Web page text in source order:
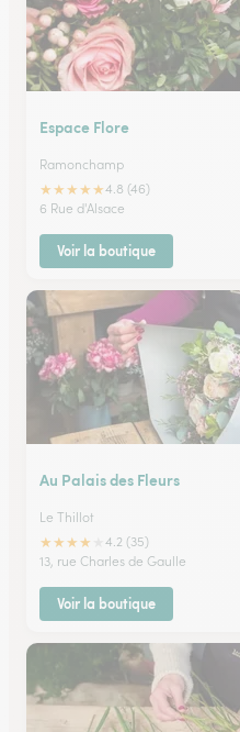
Espace Flore
Ramonchamp
★★★★★4.8 (46)
6 Rue d'Alsace
Voir la boutique
Au Palais des Fleurs
Le Thillot
★★★★
4.2 (35)
13, rue Charles de Gaulle
Voir la boutique